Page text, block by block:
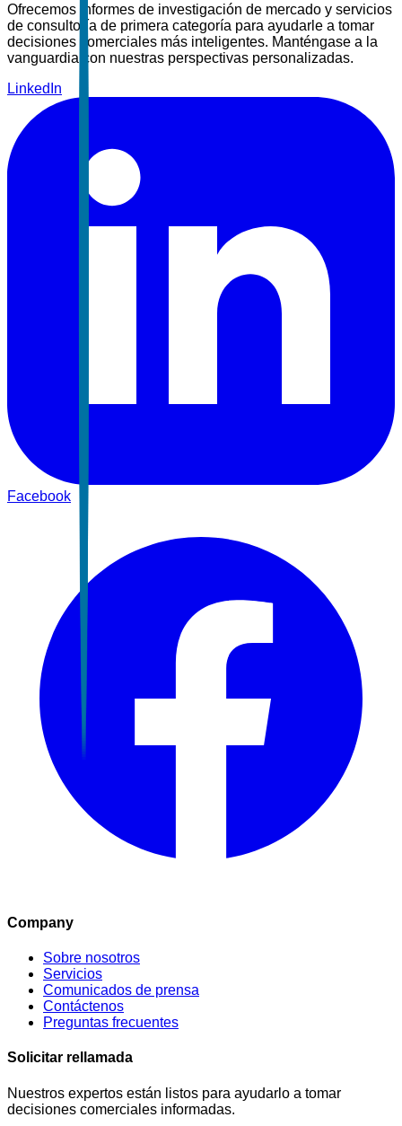
Ofrecemos informes de investigación de mercado y servicios
de consultoría de primera categoría para ayudarle a tomar
decisiones comerciales más inteligentes. Manténgase a la
vanguardia con nuestras perspectivas personalizadas.
LinkedIn
Facebook
Company
Sobre nosotros
Servicios
Comunicados de prensa
Contáctenos
Preguntas frecuentes
Solicitar rellamada
Nuestros expertos están listos para ayudarlo a tomar
decisiones comerciales informadas.